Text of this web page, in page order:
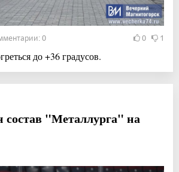
0 0 1
до +36 градусов.
состав "Металлурга" на